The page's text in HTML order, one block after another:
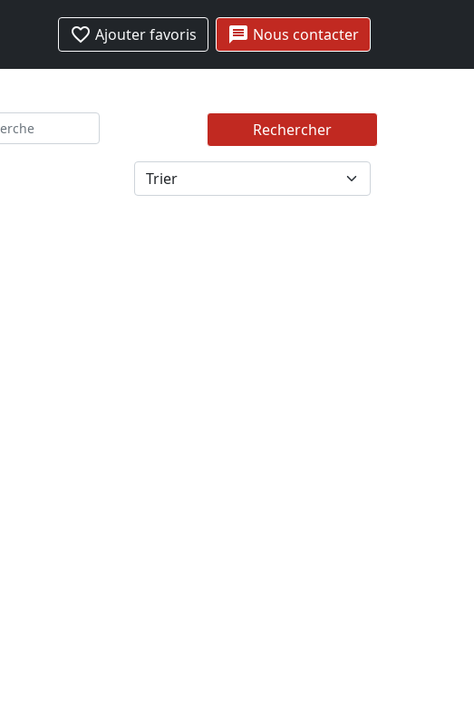
favorite_border Ajouter favoris message Nous contacter
Rechercher